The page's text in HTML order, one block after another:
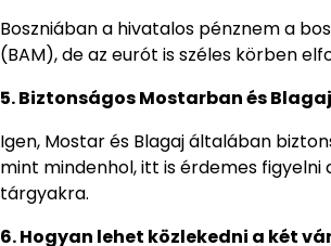
Boszniában a hivatalos pénznem a
(BAM), de az eurót is széles körben
5. Biztonságos Mostarban és
Igen, Mostar és Blagaj általában
mint mindenhol, itt is érdemes figyelni
tárgyakra.
6. Hogyan lehet közlekedni a két